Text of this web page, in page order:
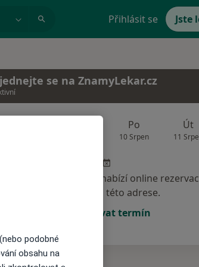
Přihlásit se Jste
se na ZnamyLekar.cz
Po
10 Srpen
Út
11
Tento specialista nenabízí online
termínu na této adrese.
Rezervovat termín
podobné
obsahu na